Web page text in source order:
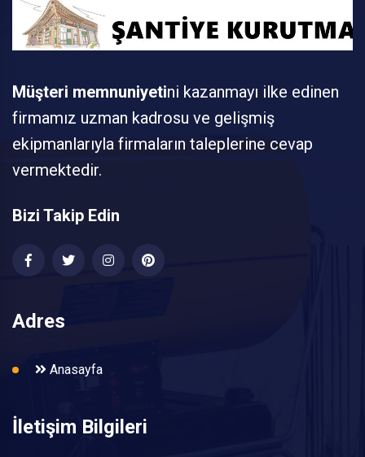
Müşteri memnuniyetini kazanmayı ilke edinen
firmamız uzman kadrosu ve gelişmiş
ekipmanlarıyla firmaların taleplerine cevap
vermektedir.
Bizi Takip Edin
Adres
Anasayfa
İletişim Bilgileri